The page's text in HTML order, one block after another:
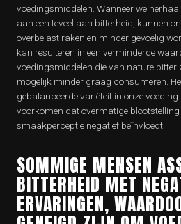
voedingsmiddelen. Wanneer we
aan een teveel aan bitterheid, kunnen
overbelast raken en minder gevoelig
kan resulteren in een verminderde
voedingsmiddelen die van nature bitter
mogelijk minder graag consumeren.
gebalanceerde variëteit in onze voeding
voorkomen dat overmatige
smaakperceptie negatief beïnvloedt.
SOMMIGE MENSEN
BITTERHEID MET
ERVARINGEN,